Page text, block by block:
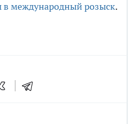
в международный розыск.